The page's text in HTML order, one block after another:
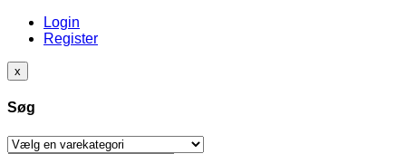
Login
Register
x
Søg